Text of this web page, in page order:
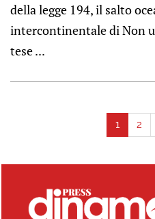
della legge 194, il salto
intercontinentale di Non
tese ...
1 2